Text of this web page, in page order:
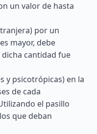
un valor de hasta
por un
mayor, debe
cantidad fue
y psicotrópicas) en la
de cada
el pasillo
que deban